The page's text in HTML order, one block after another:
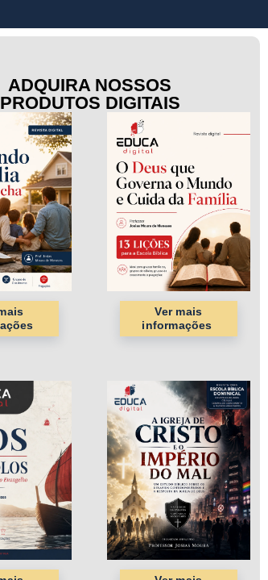
ADQUIRA NOSSOS
PRODUTOS DIGITAIS